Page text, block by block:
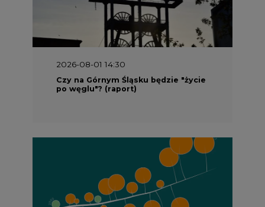
2026-08-01 14:30
Czy na Górnym Śląsku będzie "życie
po węglu"? (raport)